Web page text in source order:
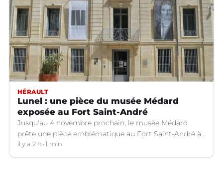
HÉRAULT
Lunel : une pièce du musée Médard
exposée au Fort Saint-André
Jusqu'au 4 novembre prochain, le musée Médard
prête une pièce emblématique au Fort Saint-André à
Villeneuve-lez-Avignon (Gard).
il y a 2 h 1 min